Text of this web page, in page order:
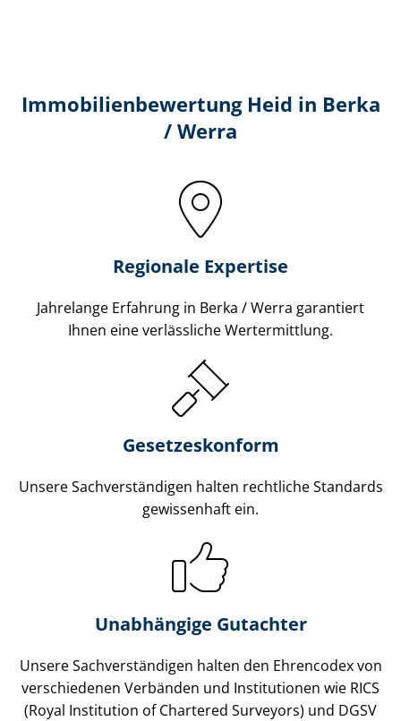
Immobilien­bewertung Heid in Berka
/ Werra
Regionale Expertise
Jahrelange Erfahrung in Berka / Werra garantiert
Ihnen eine verlässliche Wertermittlung.
Gesetzes­konform
Unsere Sach­ver­stän­di­gen halten rechtliche Standards
gewissenhaft ein.
Unabhängige Gutachter
Unsere Sach­ver­stän­di­gen halten den Ehrencodex von
verschiedenen Verbänden und Institutionen wie RICS
(Royal Institution of Chartered Surveyors) und DGSV